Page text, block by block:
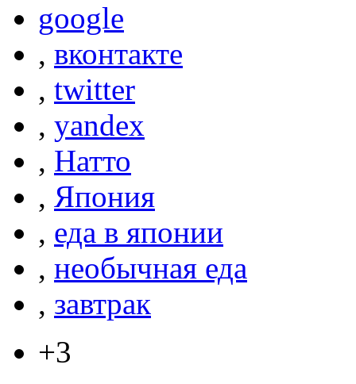
google
, вконтакте
, twitter
, yandex
, Натто
, Япония
, еда в японии
, необычная еда
, завтрак
+3